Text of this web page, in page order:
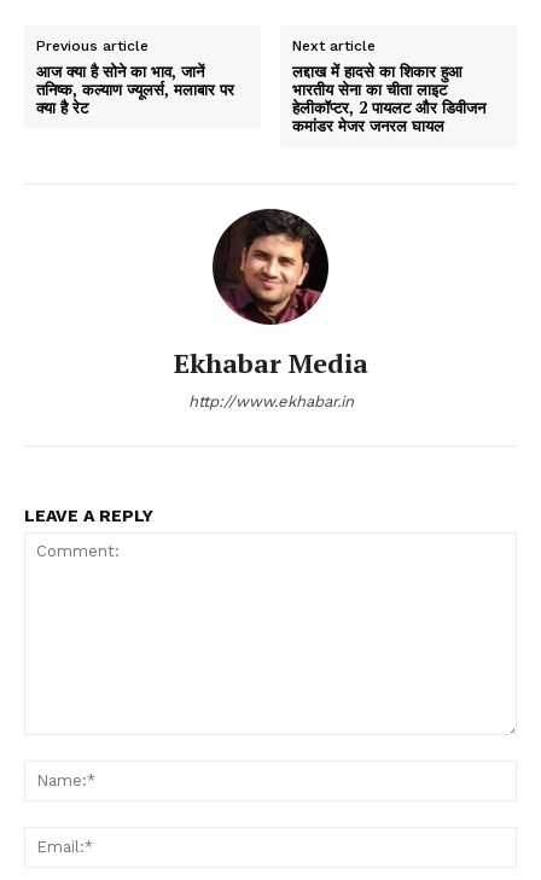
Previous article
आज क्या है सोने का भाव, जानें
तनिष्क, कल्याण ज्यूलर्स, मलाबार पर
क्या है रेट
Next article
लद्दाख में हादसे का शिकार हुआ
भारतीय सेना का चीता लाइट
हेलीकॉप्टर, 2 पायलट और डिवीजन
कमांडर मेजर जनरल घायल
Ekhabar Media
http://www.ekhabar.in
LEAVE A REPLY